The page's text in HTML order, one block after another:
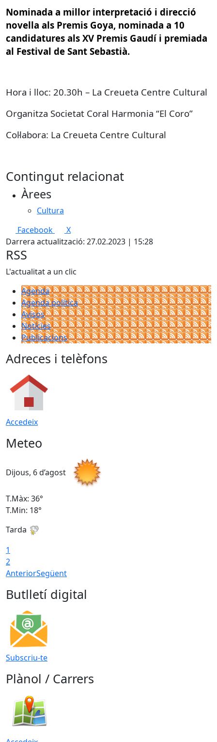
Nominada a millor interpretació i direcció
novella als Premis Goya, nominada a 10
candidatures als XV Premis Gaudí i premiada
al Festival de Sant Sebastià.
Hora i lloc: 20.30h – La Creueta Centre Cultural
Organitza Societat Coral Harmonia “El Coro”
Col·labora: La Creueta Centre Cultural
Contingut relacionat
Àrees
Cultura
Facebook
X
Darrera actualització: 27.02.2023 | 15:28
RSS
L'actualitat a un clic
Agenda
Agenda política
Avisos
Notícies
Publicacions
Adreces i telèfons
Accedeix
Meteo
Dijous, 6 d’agost
T.Màx: 36°
T.Min: 18°
Tarda
1
2
AnteriorSegüent
Butlletí digital
Subscriu-te
Plànol / Carrers